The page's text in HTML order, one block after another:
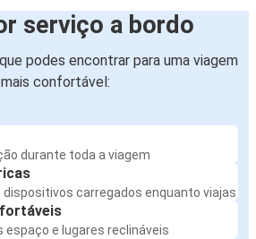
serviço a bordo
podes encontrar para uma viagem
mais confortável:
durante toda a viagem
carregados enquanto viajas
espaço e lugares reclináveis